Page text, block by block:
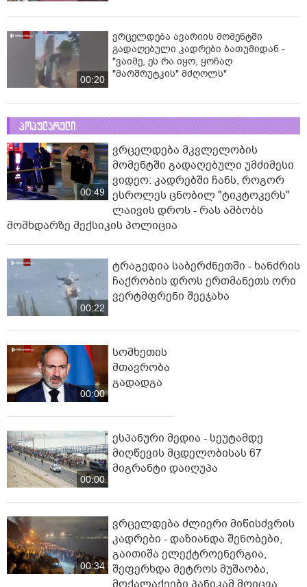
00:20
ვრცელდება ავარიის მომენტში
გადაღებული კადრები ბათუმიდან -
"ვაიმე, ეს რა იყო, ყოჩაღ
"მარშრუტკის" მძღოლს"
პოპულარული
00:49
ვრცელდება მკვლელობის
მომენტში გადაღებული უმძიმესი
ვიდეო: კადრებში ჩანს, როგორ
ესროლეს ცნობილ "ტიკტოკერს"
ლაივის დროს - რას ამბობს
მომხდარზე მექსიკის პოლიცია
00:22
ტრაგედია საბერძნეთში - ხანძრის
ჩაქრობის დროს ერთმანეთს ორი
ვერტმფრენი შეეჯახა
00:00
სომხეთის
მთავრობა
გადადგა
00:00
ესპანური მედია - სეუტამდე
მიღწევის მცდელობისას 67
მიგრანტი დაიღუპა
00:34
ვრცელდება ძლიერი მიწისძვრის
კადრები - დაზიანდა შენობები,
გაითიშა ელექტროენერგია,
შეფერხდა მეტროს მუშაობა,